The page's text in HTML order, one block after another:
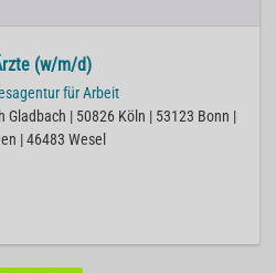
(w/m/d)
für Arbeit
Gladbach | 50826 Köln | 53123 Bonn |
| 46483 Wesel